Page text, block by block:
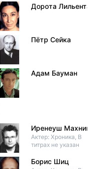
Дорота Лильенталь
Пётр Сейка
Адам Бауман
Иренеуш Махницки
Актер: Хроника, В
титрах не указан
Борис Шиц